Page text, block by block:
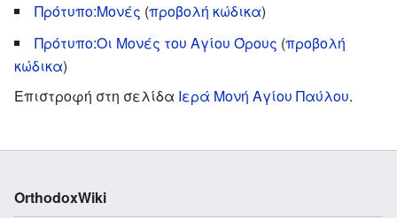
Πρότυπο:Μονές (προβολή κώδικα)
Πρότυπο:Οι Μονές του Αγίου Όρους (προβολή
κώδικα)
Επιστροφή στη σελίδα Ιερά Μονή Αγίου Παύλου.
OrthodoxWiki